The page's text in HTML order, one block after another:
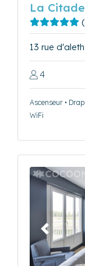
La
13 rue
4
Ascenseur •
WiFi